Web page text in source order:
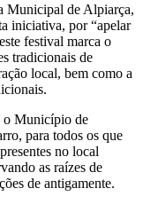
Municipal de Alpiarça,
iniciativa, por “apelar
festival marca o
tradicionais de
local, bem como a
o Município de
para todos os que
no local
as raízes de
de antigamente.